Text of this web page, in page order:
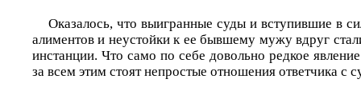
Оказалось, что выигранные суды и вступившие в
алиментов и неустойки к ее бывшему мужу вдруг
инстанции. Что само по себе довольно редкое
за всем этим стоят непростые отношения ответчика с